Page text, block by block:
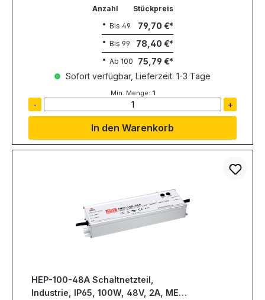
Anzahl
Stückpreis
Bis 49 79,70 €
Bis 99 78,40 €
Ab 100
75,79 €
Sofort verfügbar, Lieferzeit: 1-3 Tage
Min. Menge: 1
- +
In den Warenkorb
HEP-100-48A Schaltnetzteil,
Industrie, IP65, 100W, 48V, 2A, MEAN